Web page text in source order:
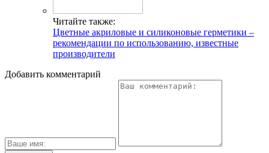
Читайте также:
Цветные акриловые и силиконовые герметики –
рекомендации по использованию, известные
производители
Добавить комментарий